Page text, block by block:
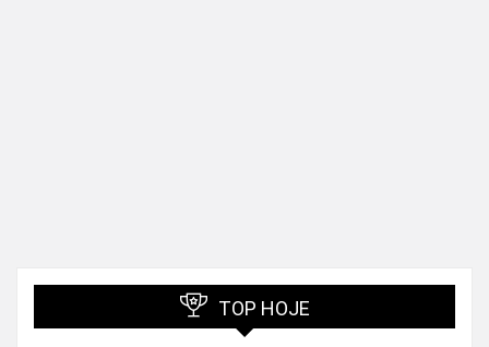
TOP HOJE